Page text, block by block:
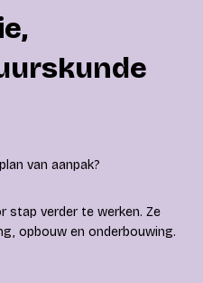
van aanpak?
stap verder te werken. Ze
opbouw en onderbouwing.